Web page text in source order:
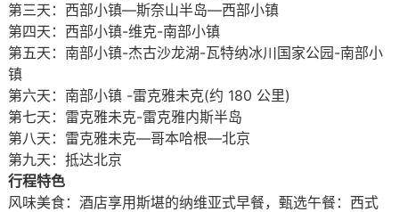
第三天：西部小镇—斯奈山半岛—西部小镇
第四天：西部小镇-维克-南部小镇
第五天：南部小镇-杰古沙龙湖-瓦特纳冰川国家公园-南部小
镇
第六天：南部小镇 -雷克雅未克(约 180 公里)
第七天：雷克雅未克-雷克雅内斯半岛
第八天：雷克雅未克—哥本哈根—北京
第九天：抵达北京
行程特色
风味美食：酒店享用斯堪的纳维亚式早餐，甄选午餐：西式